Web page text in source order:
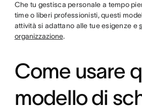
Che tu gestisca personale a tempo
time o liberi professionisti, questi
attività si adattano alle tue esigenze e
organizzazione.
Come usare
modello di